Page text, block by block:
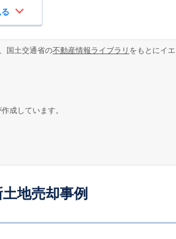
国土交通省の不動産情報ライブラリ をもとにイ
成しています。
地売却事例